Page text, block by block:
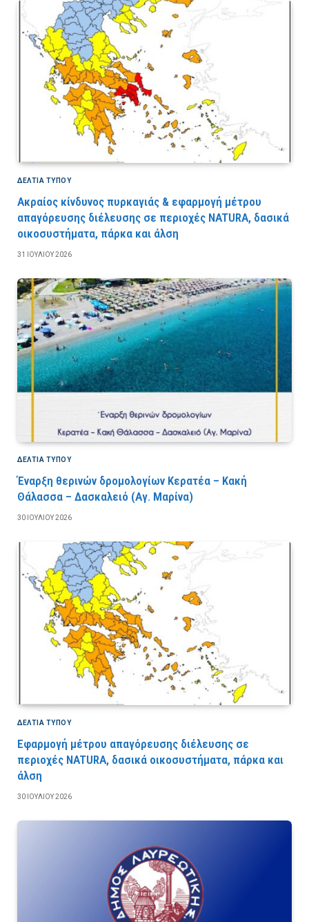
ΔΕΛΤΙΑ ΤΥΠΟΥ
Ακραίος κίνδυνος πυρκαγιάς & εφαρμογή μέτρου
απαγόρευσης διέλευσης σε περιοχές NATURA, δασικά
οικοσυστήματα, πάρκα και άλση
31 ΙΟΥΛΊΟΥ 2026
ΔΕΛΤΙΑ ΤΥΠΟΥ
Έναρξη θερινών δρομολογίων Κερατέα – Κακή
Θάλασσα – Δασκαλειό (Αγ. Μαρίνα)
30 ΙΟΥΛΊΟΥ 2026
ΔΕΛΤΙΑ ΤΥΠΟΥ
Εφαρμογή μέτρου απαγόρευσης διέλευσης σε
περιοχές NATURA, δασικά οικοσυστήματα, πάρκα και
άλση
30 ΙΟΥΛΊΟΥ 2026